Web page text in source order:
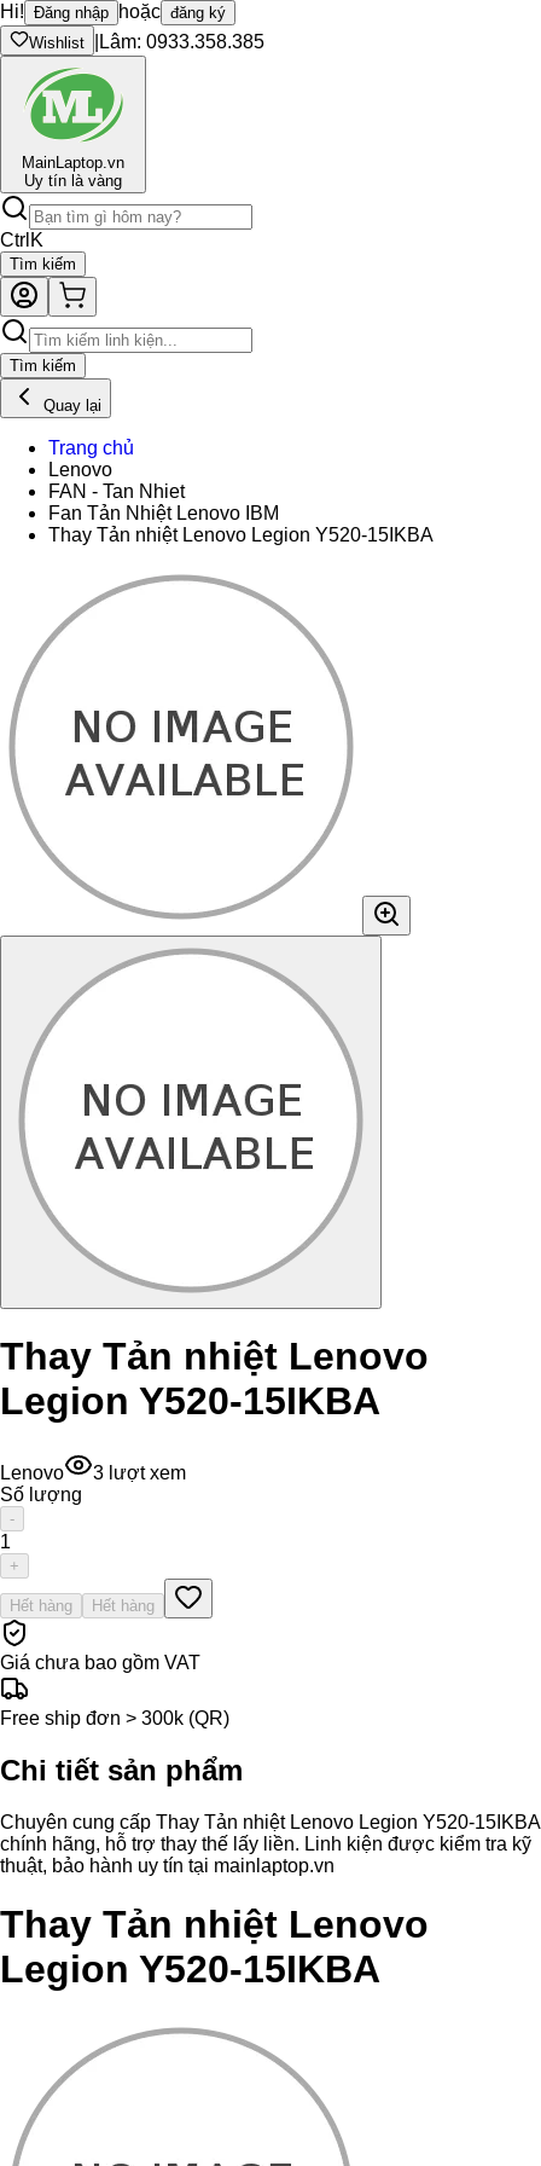
Hi! Đăng nhập hoặc đăng ký
Wishlist
Lâm: 0933.358.385
MainLaptop.vn
Uy tín là vàng
Ctrl K
Tìm kiếm
Tìm kiếm
Quay lại
Trang chủ
Lenovo
FAN - Tan Nhiet
Fan Tản Nhiệt Lenovo IBM
Thay Tản nhiệt Lenovo Legion Y520-15IKBA
Thay Tản nhiệt Lenovo
Legion Y520-15IKBA
Lenovo 3 lượt xem
Số lượng
-
1
+
Hết hàng Hết hàng
Giá chưa bao gồm VAT
Free ship đơn > 300k (QR)
Chi tiết sản phẩm
Chuyên cung cấp Thay Tản nhiệt Lenovo Legion Y520-15IKBA
chính hãng, hỗ trợ thay thế lấy liền. Linh kiện được kiểm tra kỹ
thuật, bảo hành uy tín tại mainlaptop.vn
Thay Tản nhiệt Lenovo
Legion Y520-15IKBA